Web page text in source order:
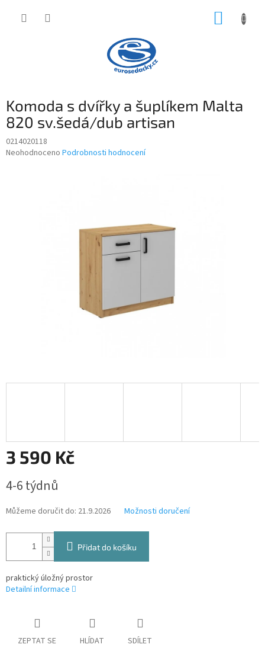
Komoda s dvířky a šuplíkem Malta
820 sv.šedá/dub artisan
0214020118
Průměrné
Neohodnoceno Podrobnosti hodnocení
3 590 Kč
cena:
4-6 týdnů
Můžeme doručit do: 21.9.2026 Možnosti doručení
Přidat do košíku
praktický úložný prostor
Detailní informace
ZEPTAT SE HLÍDAT SDÍLET